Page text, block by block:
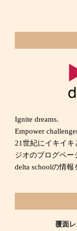
Ignite dreams.
Empower
21世紀にイキイ
ジオのブログペー
delta schoolの情報
覆面